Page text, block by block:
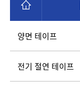
양면 테이프
전기 절연 테이프